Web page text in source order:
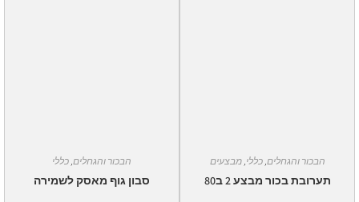
הבכור והגחלים,כללי,מבצעים
תערובת בכור מבצע 2 ב80
הבכור והגחלים, כללי
סבון גוף מאסק לשמירה